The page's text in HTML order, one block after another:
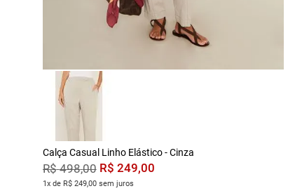
Calça Casual Linho Elástico - Cinza
R$ 498,00 R$ 249,00
1x de R$ 249,00 sem juros